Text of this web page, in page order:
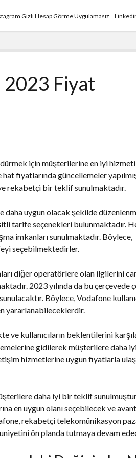
Gizli Hesap Görme Uygulamasız
2023 Fiyat
için müşterilerine en iyi hizmeti
fiyatlarında güncellemeler
rekabetçi bir teklif sunulmaktadır.
daha uygun olacak şekilde
tarife seçenekleri bulunmaktadır.
imkanları sunulmaktadır. Böylece,
seçebilmektedirler.
diğer operatörlere olan ilgilerini
2023 yılında da bu çerçevede
Böylece, Vodafone
yararlanabileceklerdir.
ve kullanıcıların beklentilerini
gidilerek müşterilere daha
hizmetlerine uygun fiyatlarla
daha iyi bir teklif
en uygun olanı seçebilecek ve
rekabetçi telekomünikasyon
ön planda tutmaya devam